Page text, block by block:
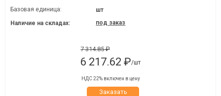
Базовая единица:
шт
Наличие на складах:
под заказ
7 314.85 ₽
6 217.62 ₽/шт
НДС 22% включен в цену
Заказать